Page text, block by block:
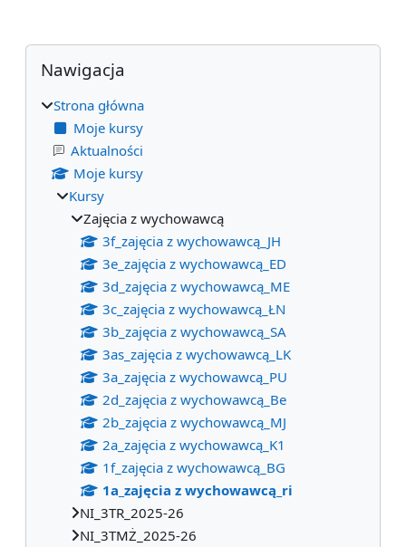
Bloki
Pomiń Nawigacja
Nawigacja
Strona główna
Moje kursy
Aktualności
Moje kursy
Kursy
Zajęcia z wychowawcą
3f_zajęcia z wychowawcą_JH
3e_zajęcia z wychowawcą_ED
3d_zajęcia z wychowawcą_ME
3c_zajęcia z wychowawcą_ŁN
3b_zajęcia z wychowawcą_SA
3as_zajęcia z wychowawcą_LK
3a_zajęcia z wychowawcą_PU
2d_zajęcia z wychowawcą_Be
2b_zajęcia z wychowawcą_MJ
2a_zajęcia z wychowawcą_K1
1f_zajęcia z wychowawcą_BG
1a_zajęcia z wychowawcą_ri
NI_3TR_2025-26
NI_3TMŻ_2025-26